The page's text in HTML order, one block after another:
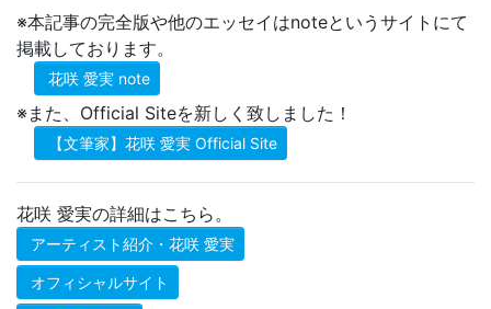
※本記事の完全版や他のエッセイはnoteというサイトにて
掲載しております。
花咲 愛実 note
※また、Official Siteを新しく致しました！
【文筆家】花咲 愛実 Official Site
花咲 愛実の詳細はこちら。
アーティスト紹介・花咲 愛実
オフィシャルサイト